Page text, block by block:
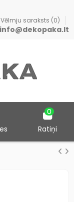
Vēlmju saraksts (0)
0
Ratiņi